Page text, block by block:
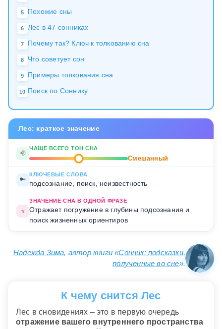
5 Похожие сны
6 Лес в 47 сонниках
7 Почему так? Ключ к толкованию сна
8 Что советует сон
9 Примеры толкования сна
10 Поиск по Соннику
Лес: краткое значение
🌞
ЧАЩЕ ВСЕГО ТОН СНА
Смешанный
🔑
КЛЮЧЕВЫЕ СЛОВА
подсознание, поиск, неизвестность
⭐
ЗНАЧЕНИЕ СНА В ОДНОЙ ФРАЗЕ
Отражает погружение в глубины подсознания и
поиск жизненных ориентиров
Надежда Зима, автор книги «Сонник: подсказки,
полученные во сне».
К чему снится Лес
Лес в сновидениях – это в первую очередь
отражение вашего внутреннего пространства